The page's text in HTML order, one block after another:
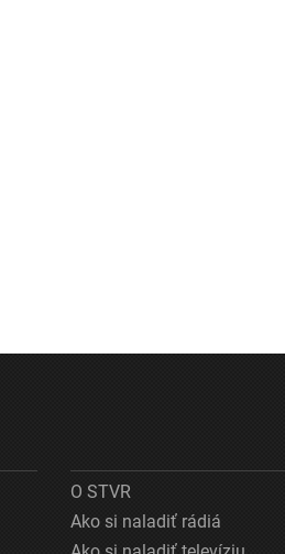
O STVR
Ako si naladiť rádiá